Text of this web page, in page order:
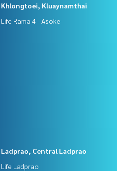
Khlongtoei, Kluaynamthai
Life Rama 4 - Asoke
Ladprao, Central Ladprao
Life Ladprao